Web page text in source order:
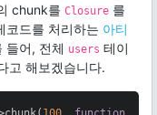
chunk를 Closure 를
코드를 처리하는 아티
들어, 전체 users 테이
고 해보겠습니다.